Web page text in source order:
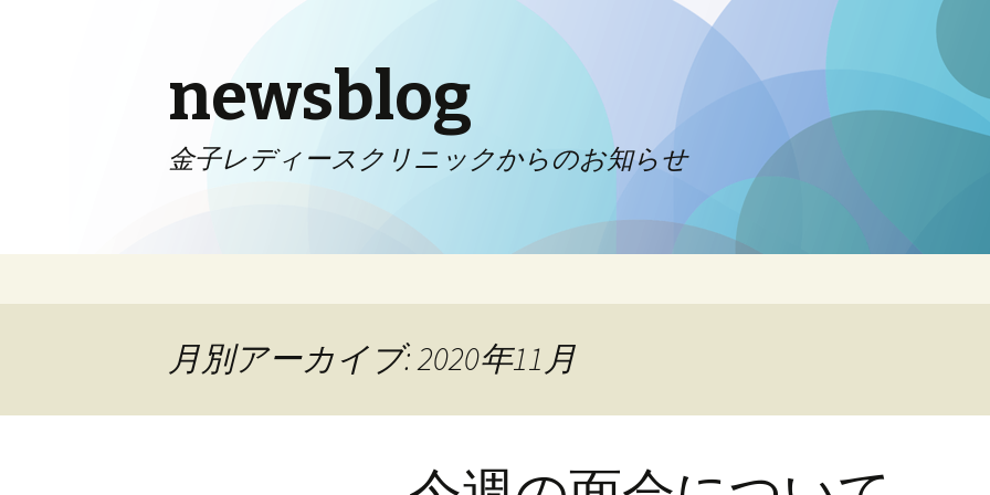
newsblog
金子レディースクリニックからのお知らせ
月別アーカイブ: 2020年11月